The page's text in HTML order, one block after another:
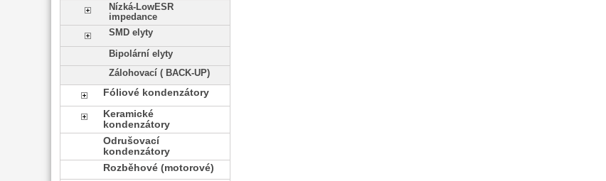
Nízká-LowESR
impedance
SMD elyty
Bipolární elyty
Zálohovací ( BACK-UP)
Fóliové kondenzátory
Keramické
kondenzátory
Odrušovací
kondenzátory
Rozběhové (motorové)